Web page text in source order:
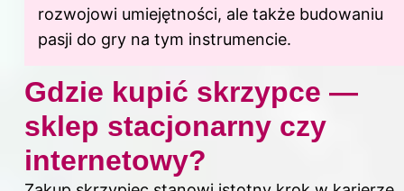
rozwojowi umiejętności, ale także budowaniu
pasji do gry na tym instrumencie.
Gdzie kupić skrzypce —
sklep stacjonarny czy
internetowy?